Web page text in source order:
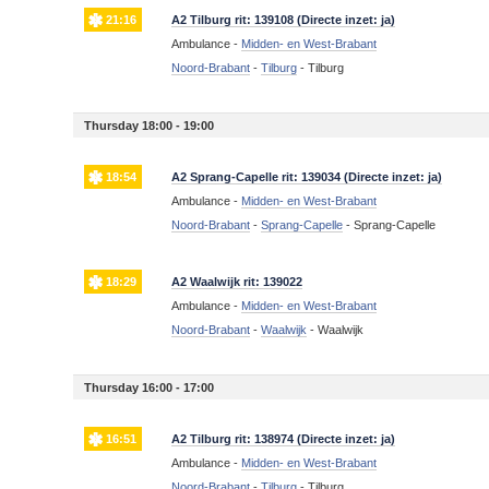
21:16
A2 Tilburg rit: 139108 (Directe inzet: ja)
Ambulance - Midden- en West-Brabant
Noord-Brabant -Tilburg -Tilburg
Thursday 18:00 - 19:00
18:54
A2 Sprang-Capelle rit: 139034 (Directe inzet: ja)
Ambulance - Midden- en West-Brabant
Noord-Brabant -Sprang-Capelle -Sprang-Capelle
18:29
A2 Waalwijk rit: 139022
Ambulance - Midden- en West-Brabant
Noord-Brabant -Waalwijk -Waalwijk
Thursday 16:00 - 17:00
16:51
A2 Tilburg rit: 138974 (Directe inzet: ja)
Ambulance - Midden- en West-Brabant